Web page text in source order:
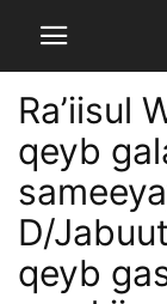
Ra’iisul
qeyb
D/
qeyb